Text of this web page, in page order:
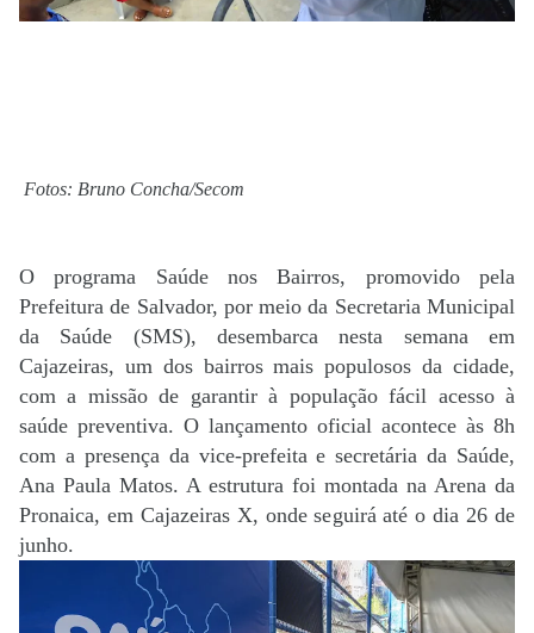
Fotos: Bruno Concha/Secom
O programa Saúde nos Bairros, promovido pela
Prefeitura de Salvador, por meio da Secretaria Municipal
da Saúde (SMS), desembarca nesta semana em
Cajazeiras, um dos bairros mais populosos da cidade,
com a missão de garantir à população fácil acesso à
saúde preventiva. O lançamento oficial acontece às 8h
com a presença da vice-prefeita e secretária da Saúde,
Ana Paula Matos. A estrutura foi montada na Arena da
Pronaica, em Cajazeiras X, onde seguirá até o dia 26 de
junho.